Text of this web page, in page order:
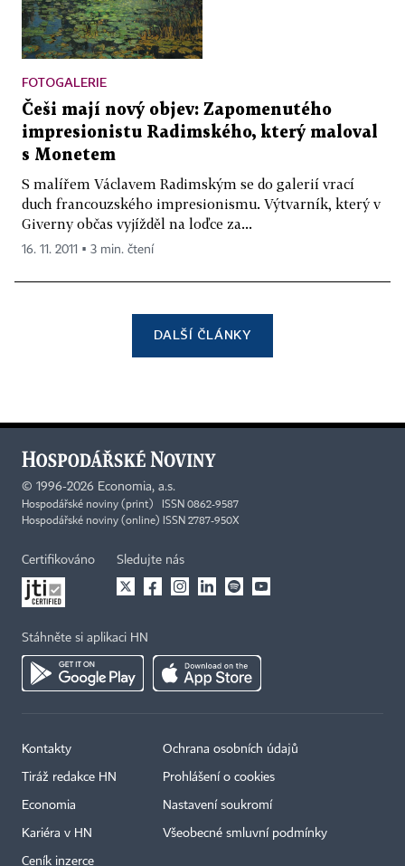
FOTOGALERIE
Češi mají nový objev: Zapomenutého
impresionistu Radimského, který maloval
s Monetem
S malířem Václavem Radimským se do galerií vrací
duch francouzského impresionismu. Výtvarník, který v
Giverny občas vyjížděl na loďce za...
16. 11. 2011 ▪ 3 min. čtení
DALŠÍ ČLÁNKY
© 1996-2026 Economia, a.s.
Hospodářské noviny (print) ISSN 0862-9587
Hospodářské noviny (online) ISSN 2787-950X
Certifikováno Sledujte nás
Stáhněte si aplikaci HN
Kontakty
Tiráž redakce HN
Economia
Kariéra v HN
Ceník inzerce
Ochrana osobních údajů
Prohlášení o cookies
Nastavení soukromí
Všeobecné smluvní podmínky